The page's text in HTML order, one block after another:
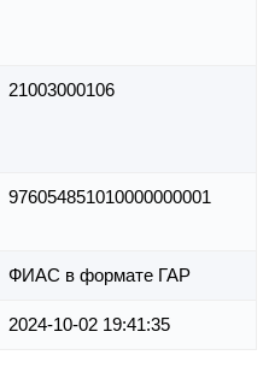
21003000106
976054851010000000001
ФИАС в формате ГАР
2024-10-02 19:41:35